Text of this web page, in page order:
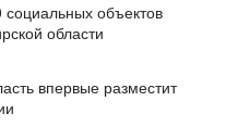
объектов
области
впервые разместит